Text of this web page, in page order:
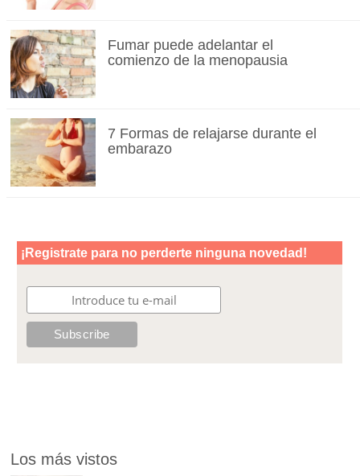
Fumar puede adelantar el
comienzo de la menopausia
7 Formas de relajarse durante el
embarazo
Los más vistos